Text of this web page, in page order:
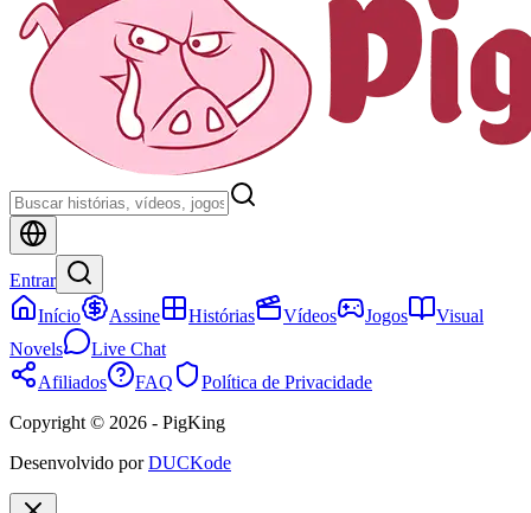
Entrar
Início
Assine Histórias Vídeos Jogos
Visual
Novels
Live Chat
Afiliados
FAQ
Política de Privacidade
Copyright © 2026 - PigKing
Desenvolvido por DUCKode